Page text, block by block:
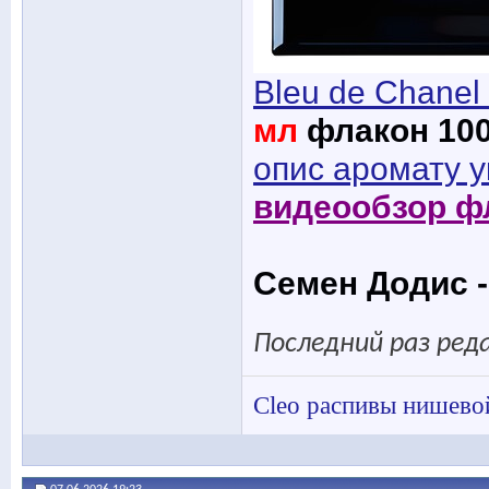
Bleu de
мл флакон
опис аромату
видеообзор
Семен Додис
Последний раз
Cleo распивы